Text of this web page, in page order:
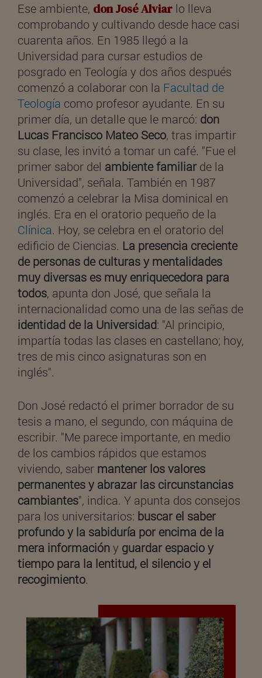
Ese ambiente, don José Alviar lo lleva
comprobando y cultivando desde hace casi
cuarenta años. En 1985 llegó a la
Universidad para cursar estudios de
posgrado en Teología y dos años después
comenzó a colaborar con la Facultad de
Teología como profesor ayudante. En su
primer día, un detalle que le marcó: don
Lucas Francisco Mateo Seco, tras impartir
su clase, les invitó a tomar un café. "Fue el
primer sabor del ambiente familiarde la
Universidad", señala. También en 1987
comenzó a celebrar la Misa dominical en
inglés. Era en el oratorio pequeño de la
Clínica. Hoy, se celebra en el oratorio del
edificio de Ciencias. La presencia creciente
de personas de culturas y mentalidades
muy diversas es muy enriquecedora para
todos, apunta don José, que señala la
internacionalidad como una de las señas de
identidad de la Universidad: "Al principio,
impartía todas las clases en castellano; hoy,
tres de mis cinco asignaturas son en
inglés".
Don José redactó el primer borrador de su
tesis a mano, el segundo, con máquina de
escribir. "Me parece importante, en medio
de los cambios rápidos que estamos
viviendo, saber mantener los valores
permanentes y abrazar las circunstancias
cambiantes", indica. Y apunta dos consejos
para los universitarios: buscar el saber
profundo y la sabiduría por encima de la
mera informacióny guardar espacio y
tiempo para la lentitud, el silencio y el
recogimiento.